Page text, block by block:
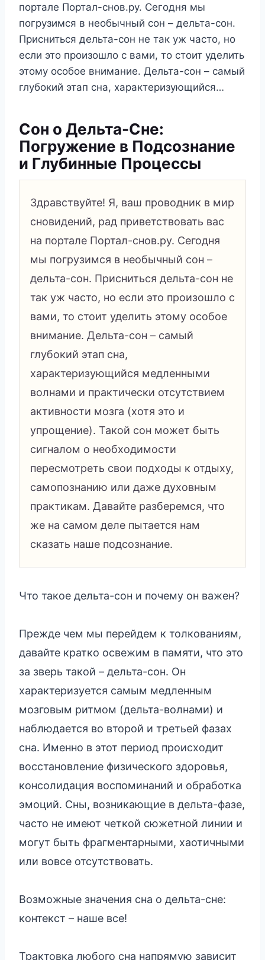
портале Портал-снов.ру. Сегодня мы
погрузимся в необычный сон – дельта-сон.
Присниться дельта-сон не так уж часто, но
если это произошло с вами, то стоит уделить
этому особое внимание. Дельта-сон – самый
глубокий этап сна, характеризующийся…
Сон о Дельта-Сне:
Погружение в Подсознание
и Глубинные Процессы
Здравствуйте! Я, ваш проводник в мир
сновидений, рад приветствовать вас
на портале Портал-снов.ру. Сегодня
мы погрузимся в необычный сон –
дельта-сон. Присниться дельта-сон не
так уж часто, но если это произошло с
вами, то стоит уделить этому особое
внимание. Дельта-сон – самый
глубокий этап сна,
характеризующийся медленными
волнами и практически отсутствием
активности мозга (хотя это и
упрощение). Такой сон может быть
сигналом о необходимости
пересмотреть свои подходы к отдыху,
самопознанию или даже духовным
практикам. Давайте разберемся, что
же на самом деле пытается нам
сказать наше подсознание.
Что такое дельта-сон и почему он важен?
Прежде чем мы перейдем к толкованиям,
давайте кратко освежим в памяти, что это
за зверь такой – дельта-сон. Он
характеризуется самым медленным
мозговым ритмом (дельта-волнами) и
наблюдается во второй и третьей фазах
сна. Именно в этот период происходит
восстановление физического здоровья,
консолидация воспоминаний и обработка
эмоций. Сны, возникающие в дельта-фазе,
часто не имеют четкой сюжетной линии и
могут быть фрагментарными, хаотичными
или вовсе отсутствовать.
Возможные значения сна о дельта-сне:
контекст – наше все!
Трактовка любого сна напрямую зависит